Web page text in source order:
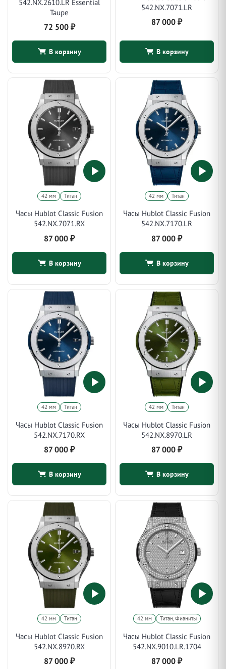
542.NX.2610.LR Essential
Taupe
72 500 ₽
В корзину
542.NX.7071.LR
87 000 ₽
В корзину
42 мм Титан
Часы Hublot Classic Fusion
542.NX.7071.RX
87 000 ₽
В корзину
42 мм Титан
Часы Hublot Classic Fusion
542.NX.7170.LR
87 000 ₽
В корзину
42 мм Титан
Часы Hublot Classic Fusion
542.NX.7170.RX
87 000 ₽
В корзину
42 мм Титан
Часы Hublot Classic Fusion
542.NX.8970.LR
87 000 ₽
В корзину
42 мм Титан
Часы Hublot Classic Fusion
542.NX.8970.RX
87 000 ₽
42 мм Титан, Фианиты
Часы Hublot Classic Fusion
542.NX.9010.LR.1704
87 000 ₽